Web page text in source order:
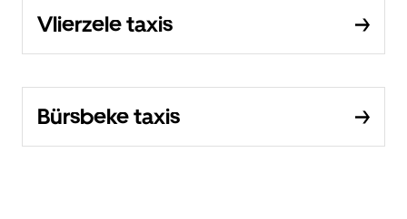
Vlierzele taxis
Bürsbeke taxis